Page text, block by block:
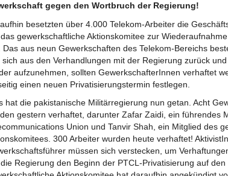
gegen den Wortbruch der Regierung!
besetzten über 4.000 Telekom-Arbeiter die
gewerkschaftliche Aktionskomitee zur
Das aus neun Gewerkschaften des Telekom-Bereichs
sich aus den Verhandlungen mit der Regierung zurück
aufzunehmen, sollten GewerkschafterInnen verhaftet
einen neuen Privatisierungstermin festlegen.
hat die pakistanische Militärregierung nun getan. Acht
gestern verhaftet, darunter Zafar Zaidi, ein führendes
Union und Tanvir Shah, ein Mitglied des
300 Arbeiter wurden heute verhaftet!
müssen sich verstecken, um
Regierung den Beginn der PTCL-Privatisierung auf